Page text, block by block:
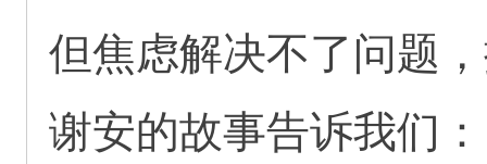
但焦虑解决不了问题
谢安的故事告诉我们：